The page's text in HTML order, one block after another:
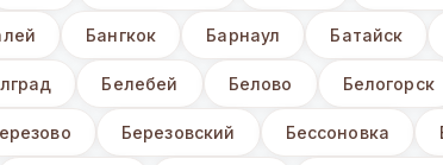
Бангкок Барнаул Батайск
Белебей Белово Белогорск
Березовский Бессоновка